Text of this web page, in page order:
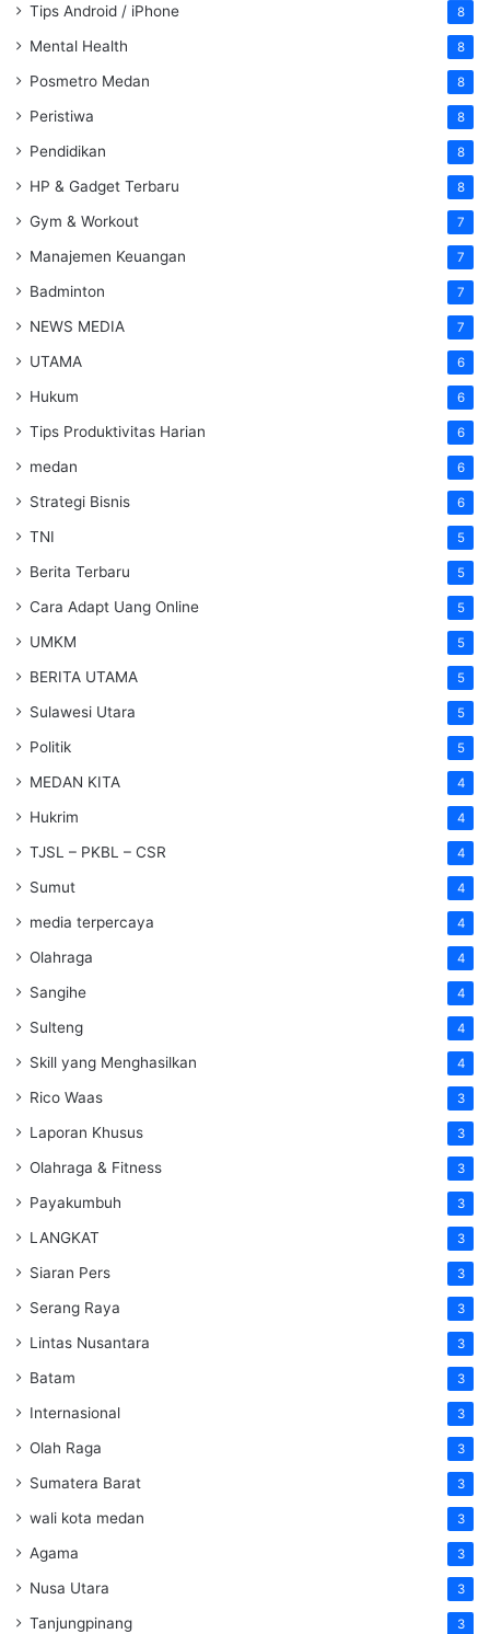
Tips Android / iPhone 8
Mental Health 8
Posmetro Medan 8
Peristiwa 8
Pendidikan 8
HP & Gadget Terbaru 8
Gym & Workout 7
Manajemen Keuangan 7
Badminton 7
NEWS MEDIA 7
UTAMA 6
Hukum 6
Tips Produktivitas Harian 6
medan 6
Strategi Bisnis 6
TNI 5
Berita Terbaru 5
Cara Adapt Uang Online 5
UMKM 5
BERITA UTAMA 5
Sulawesi Utara 5
Politik 5
MEDAN KITA 4
Hukrim 4
TJSL – PKBL – CSR 4
Sumut 4
media terpercaya 4
Olahraga 4
Sangihe 4
Sulteng 4
Skill yang Menghasilkan 4
Rico Waas 3
Laporan Khusus 3
Olahraga & Fitness 3
Payakumbuh 3
LANGKAT 3
Siaran Pers 3
Serang Raya 3
Lintas Nusantara 3
Batam 3
Internasional 3
Olah Raga 3
Sumatera Barat 3
wali kota medan 3
Agama 3
Nusa Utara 3
Tanjungpinang 3